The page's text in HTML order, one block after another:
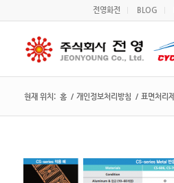
전영화전 BLOG
현재 위치: 홈 / 개인정보처리방침 / 표면처리제